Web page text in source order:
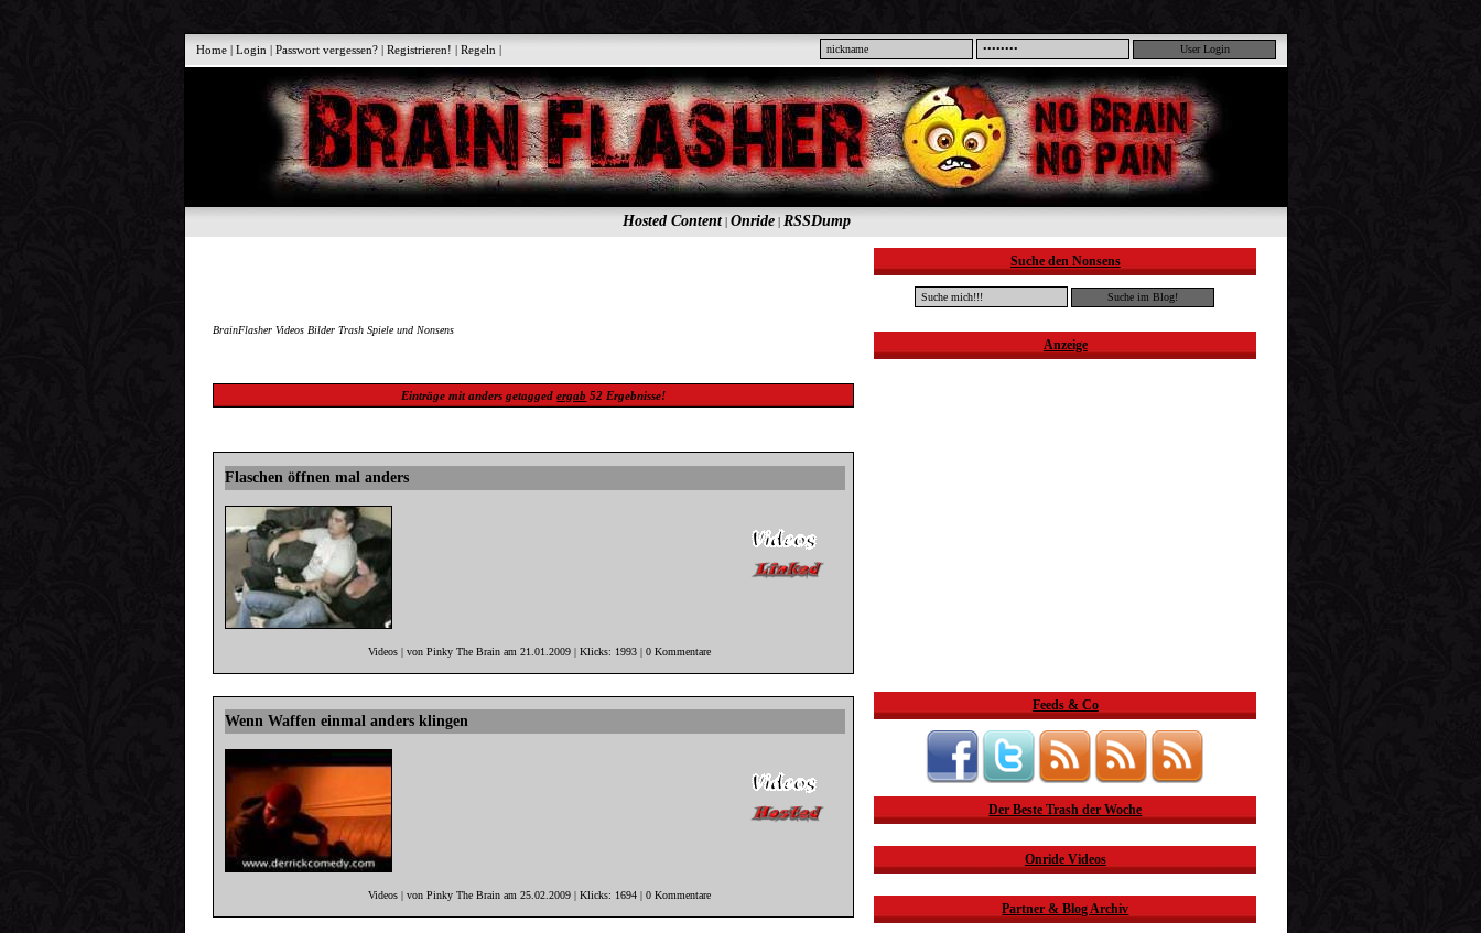
Home |Login |Passwort vergessen? |Registrieren! |Regeln |
Hosted Content| Onride| RSSDump
BrainFlasher Videos Bilder Trash Spiele und Nonsens
Einträge mitanders getaggedergab 52 Ergebnisse!
Flaschen öffnen mal anders
Videos | von Pinky The Brain am 21.01.2009 | Klicks: 1993 | 0 Kommentare
Wenn Waffen einmal anders klingen
Videos | von Pinky The Brain am 25.02.2009 | Klicks: 1694 | 0 Kommentare
Suche den Nonsens
Anzeige
Feeds & Co
Der Beste Trash der Woche
Onride Videos
Partner & Blog Archiv